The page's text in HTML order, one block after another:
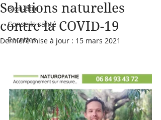
Bien-être
Conseils santé
Recettes
Solutions naturelles
contre la COVID-19
Dernière mise à jour : 15 mars 2021